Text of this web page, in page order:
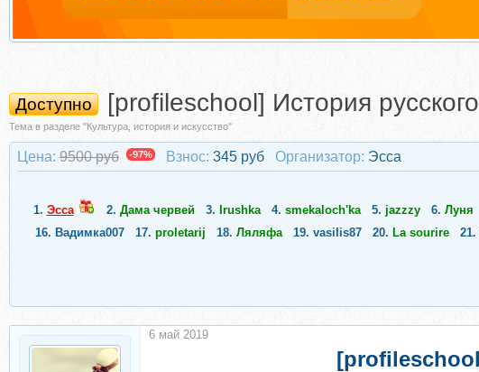
Доступно [profileschool] История
Тема в разделе "Культура, история и искусство"
Цена: 9500 руб -97% Взнос: 345 руб Организатор: Эсса
1. Эсса 2. Дама червей 3. Irushka 4. smekaloch'ka 5. jazzzy 6. Луня
16. Вадимка007 17. proletarij 18. Ляляфа 19. vasilis87 20. La sourire 21.
6 май 2019